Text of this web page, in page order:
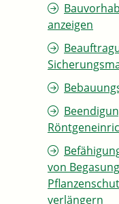
anzeigen
von
verlängern